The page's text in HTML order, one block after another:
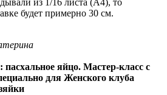
из 1/16 листа (А4), то
будет примерно 30 см.
яйцо. Мастер-класс с
для Женского клуба